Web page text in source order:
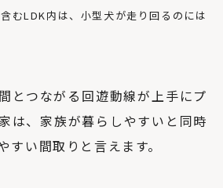
むLDK内は、小型犬が走り回るのには
とつながる回遊動線が上手にプ
は、家族が暮らしやすいと同時
すい間取りと言えます。